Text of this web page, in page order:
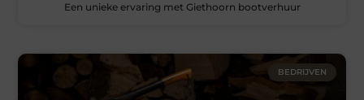
Een unieke ervaring met Giethoorn bootverhuur
BEDRIJVEN